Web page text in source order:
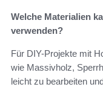
Welche Materialien
verwenden?
Für DIY-Projekte mit
wie Massivholz,
leicht zu bearbeiten